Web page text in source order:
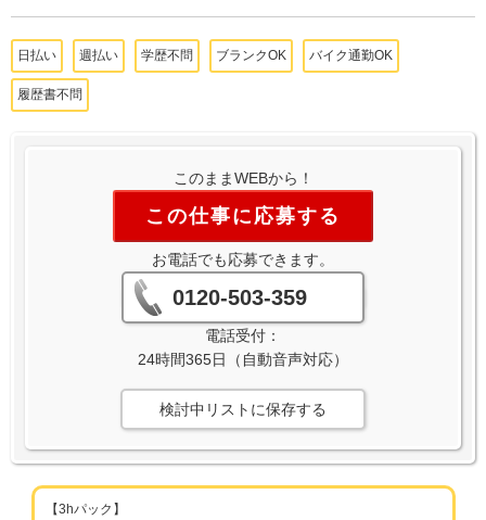
日払い 週払い 学歴不問 ブランクOK バイク通勤OK
履歴書不問
このままWEBから！
この仕事に応募する
お電話でも応募できます。
0120-503-359
電話受付：
24時間365日（自動音声対応）
検討中リストに保存する
【3hパック】